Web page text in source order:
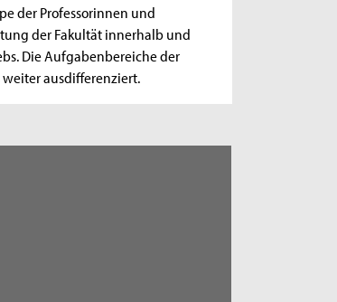
der Professorinnen und
der Fakultät innerhalb und
Die Aufgabenbereiche der
ausdifferenziert.